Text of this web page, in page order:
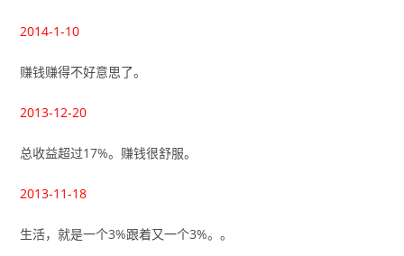
2014-1-10
赚钱赚得不好意思了。
2013-12-20
总收益超过17%。赚钱很舒服。
2013-11-18
生活，就是一个3%跟着又一个3%。。